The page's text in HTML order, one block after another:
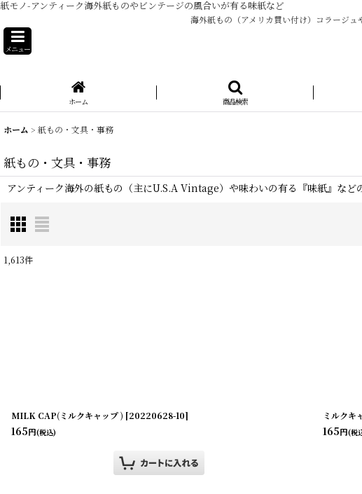
紙モノ-アンティーク海外紙ものやビンテージの風合いが有る味紙など
海外紙もの（アメリカ買い付け）コラージ
メニュー
ホーム 商品検索
ホーム > 紙もの・文具・事務
紙もの・文具・事務
アンティーク海外の紙もの（主にU.S.A Vintage）や味わいの有る『味紙』など
1,613件
MILK CAP(ミルクキャップ ) [20220628-10]
165円(税込)
ミルク
165円(税